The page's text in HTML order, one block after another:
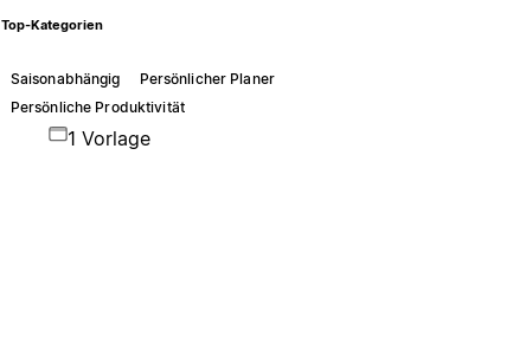
Top-Kategorien
Saisonabhängig
Persönlicher Planer
Persönliche Produktivität
1 Vorlage